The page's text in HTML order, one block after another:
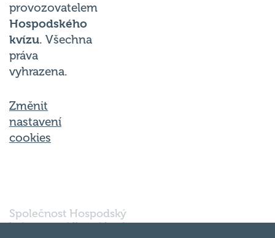
provozovatelem
Hospodského
kvízu. Všechna
práva
vyhrazena.
Změnit
nastavení
cookies
Společnost Hospodský
kvíz s.r.o., sídlem Nové